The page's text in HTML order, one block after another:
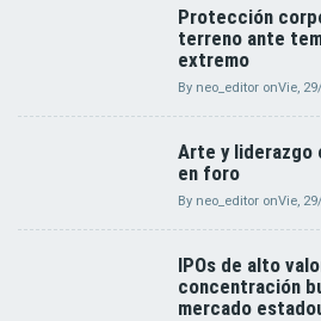
Protección
terreno ante
extremo
By neo_editor onVie,
Arte y liderazgo
en foro
By neo_editor onVie,
IPOs de alto
concentración
mercado